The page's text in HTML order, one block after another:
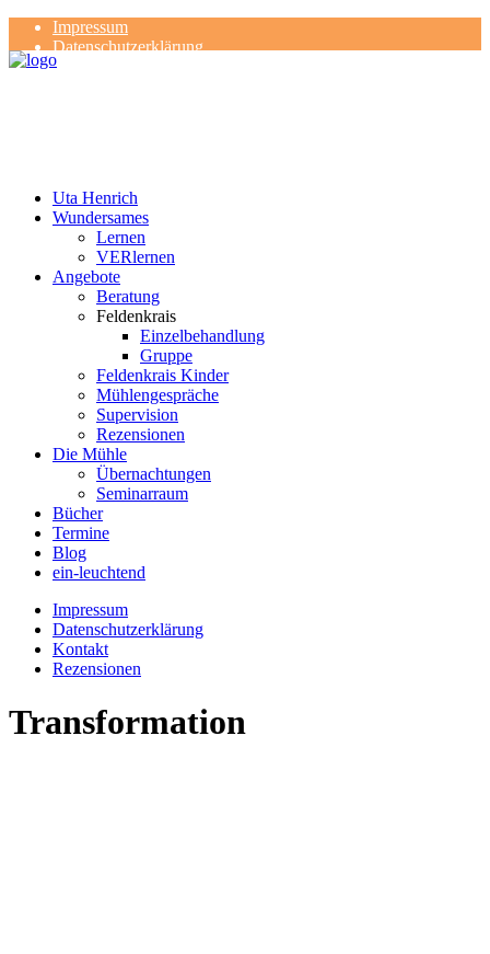
Impressum
Datenschutzerklärung
Kontakt
Uta Henrich
Wundersames
Lernen
VERlernen
Angebote
Beratung
Feldenkrais
Einzelbehandlung
Gruppe
Feldenkrais Kinder
Mühlengespräche
Supervision
Rezensionen
Die Mühle
Übernachtungen
Seminarraum
Bücher
Termine
Blog
ein-leuchtend
Impressum
Datenschutzerklärung
Kontakt
Rezensionen
Transformation